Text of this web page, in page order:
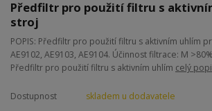
Předfiltr pro použití filtru s
stroj
POPIS: Předfiltr pro použití filtru s aktivním uhlím
AE9102, AE9103, AE9104. Účinnost filtrace: M
Předfiltr pro použití filtru s aktivním uhlím celý
Dostupnost skladem u dodavatele